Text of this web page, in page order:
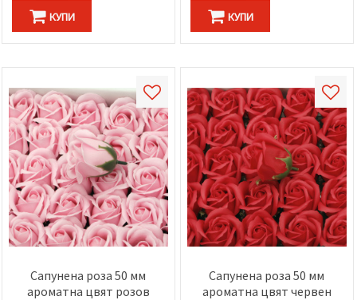
КУПИ КУПИ
Сапунена роза 50 мм
ароматна цвят розов
Сапунена роза 50 мм
ароматна цвят червен